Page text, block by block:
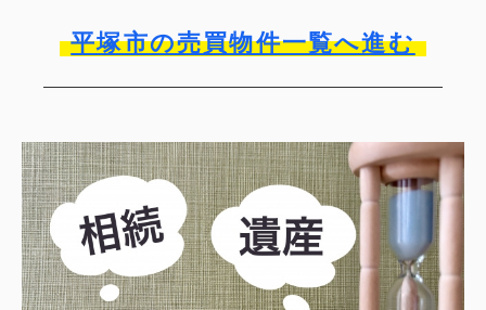
平塚市の売買物件一覧へ進む